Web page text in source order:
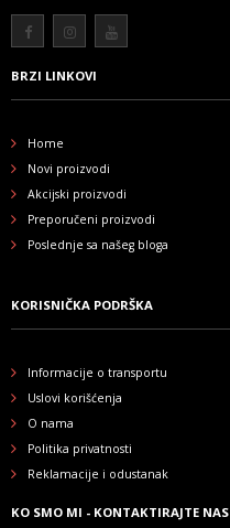
BRZI LINKOVI
Home
Novi proizvodi
Akcijski proizvodi
Preporučeni proizvodi
Poslednje sa našeg bloga
KORISNIČKA PODRŠKA
Informacije o transportu
Uslovi korišćenja
O nama
Politika privatnosti
Reklamacije i odustanak
KO SMO MI - KONTAKTIRAJTE NAS